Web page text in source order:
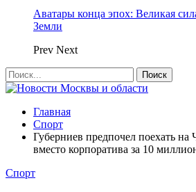
Аватары конца эпох: Великая
Земли
Prev Next
Главная
Спорт
Губерниев предпочел поехать
вместо корпоратива за 10
Спорт